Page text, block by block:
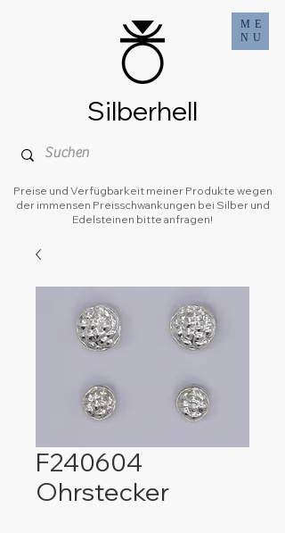
ME
NU
Preise und Verfügbarkeit meiner Produkte wegen
der immensen Preisschwankungen bei Silber und
Edelsteinen bitte anfragen!
Silberhell
F240604
Ohrstecker